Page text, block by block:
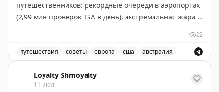
путешественников: рекордные очереди в аэропортах
(2,99 млн проверок TSA в день), экстремальная жара в
крупные города. Команда The Points Guy поделилась
проверенными лайфхаками для комфортного
путешествия. Главное — гидратация: берите с собой
складную бутылку для воды и электролитные пакеты.
Не забывайте пить воду за часы до полета. Проверьте
22
путешествия советы европа сша австралия
Loyalty Shmoyalty
11 июл.